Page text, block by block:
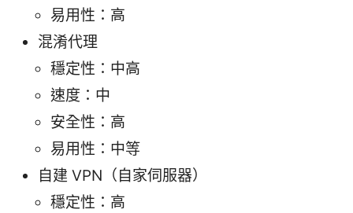
易用性：高
混淆代理
穩定性：中高
速度：中
安全性：高
易用性：中等
自建 VPN（自家伺服器）
穩定性：高